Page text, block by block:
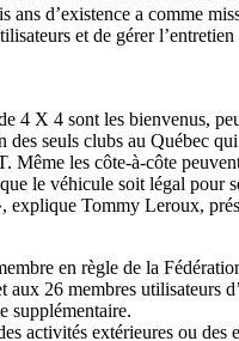
ans d’existence a comme
et de gérer l’entretien
4 X 4 sont les bienvenus,
des seuls clubs au Québec
Même les côte-à-côte
le véhicule soit légal pour
explique Tommy Leroux,
en règle de la
aux 26 membres utilisateurs
supplémentaire.
activités extérieures ou des